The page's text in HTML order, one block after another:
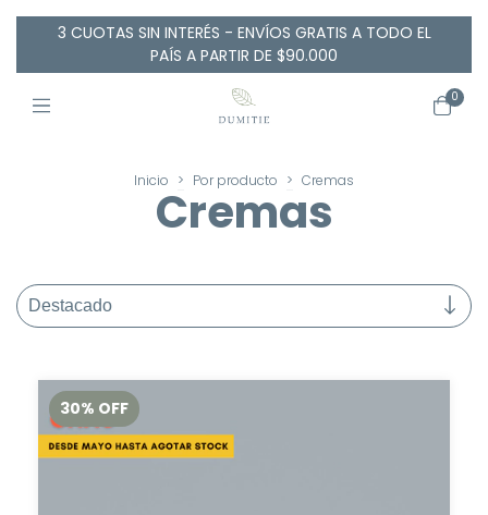
3 CUOTAS SIN INTERÉS - ENVÍOS GRATIS A TODO EL
PAÍS A PARTIR DE $90.000
0
Inicio > Por producto > Cremas
Cremas
30% OFF